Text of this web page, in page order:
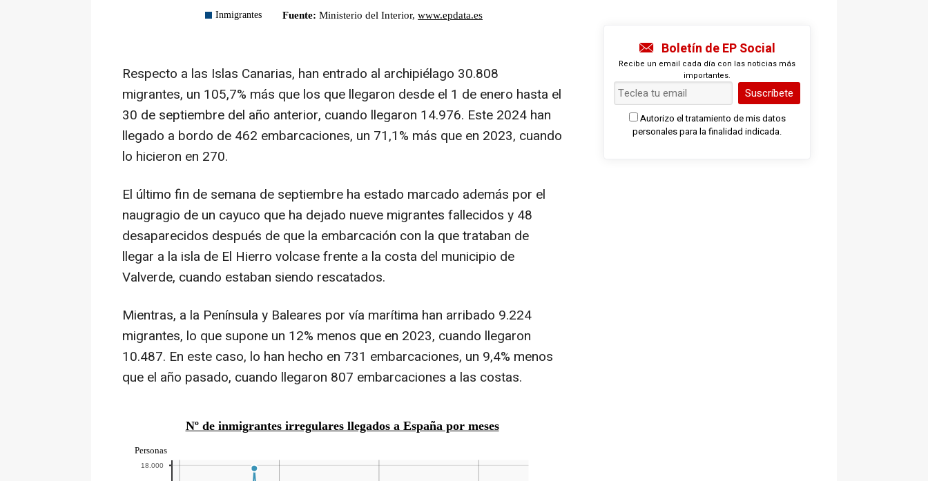
Respecto a las Islas Canarias, han entrado al archipiélago 30.808
migrantes, un 105,7% más que los que llegaron desde el 1 de enero hasta el
30 de septiembre del año anterior, cuando llegaron 14.976. Este 2024 han
llegado a bordo de 462 embarcaciones, un 71,1% más que en 2023, cuando
lo hicieron en 270.
El último fin de semana de septiembre ha estado marcado además por el
naugragio de un cayuco que ha dejado nueve migrantes fallecidos y 48
desaparecidos después de que la embarcación con la que trataban de
llegar a la isla de El Hierro volcase frente a la costa del municipio de
Valverde, cuando estaban siendo rescatados.
Mientras, a la Península y Baleares por vía marítima han arribado 9.224
migrantes, lo que supone un 12% menos que en 2023, cuando llegaron
10.487. En este caso, lo han hecho en 731 embarcaciones, un 9,4% menos
que el año pasado, cuando llegaron 807 embarcaciones a las costas.
Boletín de EP Social
Recibe un email cada día con las noticias más
importantes.
Suscríbete
Autorizo el tratamiento de mis datos
personales para la finalidad indicada.